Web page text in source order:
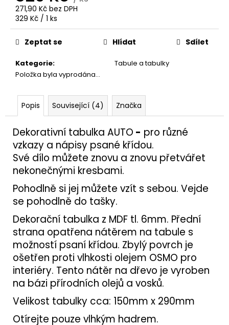
271,90 Kč bez DPH
Měrná
cena:
329 Kč / 1 ks
Kategorie:
Tabule a tabulky
Položka byla vyprodána…
Zeptat se Hlídat Sdílet
Popis Související (4) Značka
Dekorativní tabulka AUTO - pro různé
vzkazy a nápisy psané křídou.
Své dílo můžete znovu a znovu přetvářet
nekonečnými kresbami.
Pohodlně si jej můžete vzít s sebou. Vejde
se pohodlně do tašky.
Dekorační tabulka z MDF tl. 6mm. Přední
strana opatřena nátěrem na tabule s
možností psaní křídou. Zbylý povrch je
ošetřen proti vlhkosti olejem OSMO pro
interiéry. Tento nátěr na dřevo je vyroben
na bázi přírodních olejů a vosků.
Velikost tabulky cca: 150mm x 290mm
Otírejte pouze vlhkým hadrem.
č
u
e
m
e
PANELY
600X2200
2X
14
850
Kč